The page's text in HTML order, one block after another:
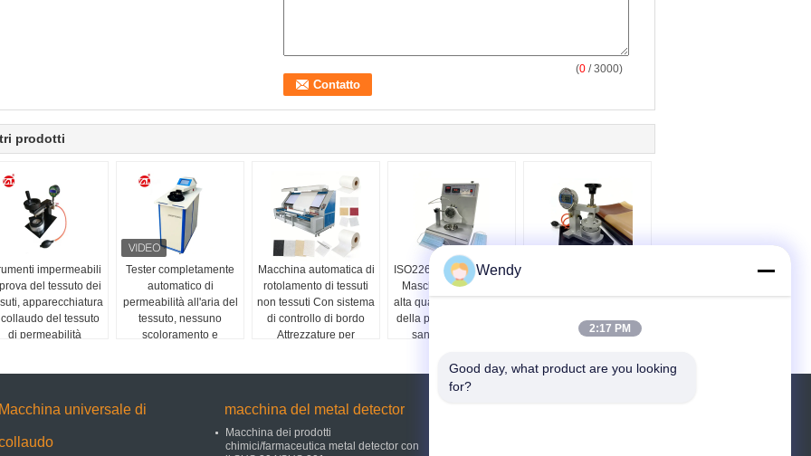
(0 / 3000)
prodotti
impermeabili
del tessuto dei
apparecchiatura
del tessuto
di permeabilità
Tester completamente
automatico di
permeabilità all'aria del
tessuto, nessuno
scoloramento e
Macchina automatica di
rotolamento di tessuti
non tessuti Con sistema
di controllo di bordo
Attrezzature per
ISO22609 ASTM F1862
Maschera medica di
alta qualità per la prova
della penetrazione del
sangue sintetica
in PVC
universale di macchina del metal detector
Macchina dei prodotti
chimici/farmaceutica metal detector con
Wendy
2:17 PM
Good day, what product are you looking
for?